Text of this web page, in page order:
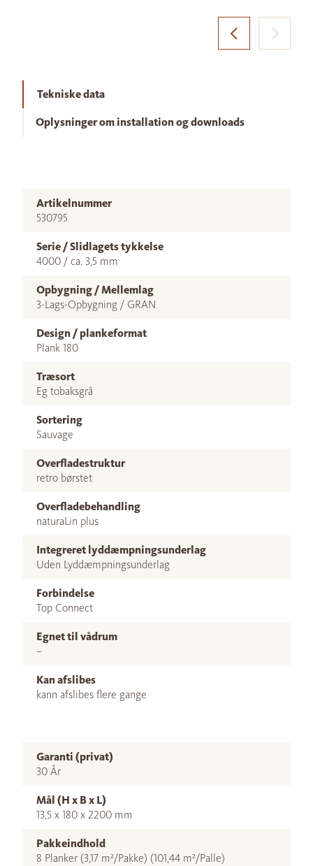
Tekniske data
Oplysninger om installation og downloads
Artikelnummer
530795
Serie / Slidlagets tykkelse
4000 / ca. 3,5 mm
Opbygning / Mellemlag
3-Lags-Opbygning / GRAN
Design / plankeformat
Plank 180
Træsort
Eg tobaksgrå
Sortering
Sauvage
Overfladestruktur
retro børstet
Overfladebehandling
naturaLin plus
Integreret lyddæmpningsunderlag
Uden Lyddæmpningsunderlag
Forbindelse
Top Connect
Egnet til vådrum
–
Kan afslibes
kann afslibes flere gange
Garanti (privat)
30 År
Mål (H x B x L)
13,5 x 180 x 2200 mm
Pakkeindhold
8 Planker (3,17 m²/Pakke) (101,44 m²/Palle)